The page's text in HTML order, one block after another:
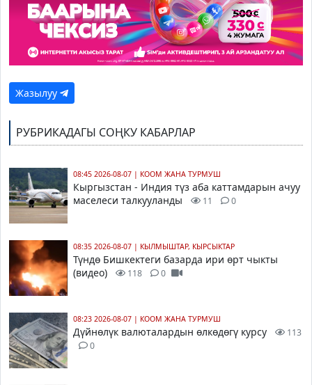
Жазылуу
РУБРИКАДАГЫ СОҢКУ КАБАРЛАР
08:45 2026-08-07 | КООМ ЖАНА ТУРМУШ
Кыргызстан - Индия түз аба каттамдарын ачуу
маселеси талкууланды
11 0
08:35 2026-08-07 | КЫЛМЫШТАР, КЫРСЫКТАР
Түндө Бишкектеги базарда ири өрт чыкты
(видео)
118 0
08:23 2026-08-07 | КООМ ЖАНА ТУРМУШ
Дүйнөлүк валюталардын өлкөдөгү курсу
113
0